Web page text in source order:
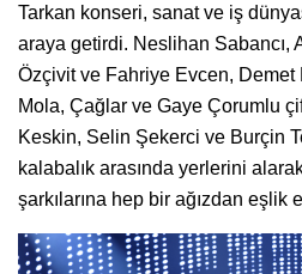
Tarkan konseri, sanat ve iş
araya getirdi. Neslihan Sabancı,
Özçivit ve Fahriye Evcen, Demet
Mola, Çağlar ve Gaye Çorumlu
Keskin, Selin Şekerci ve Burçin
kalabalık arasında yerlerini
şarkılarına hep bir ağızdan eşlik